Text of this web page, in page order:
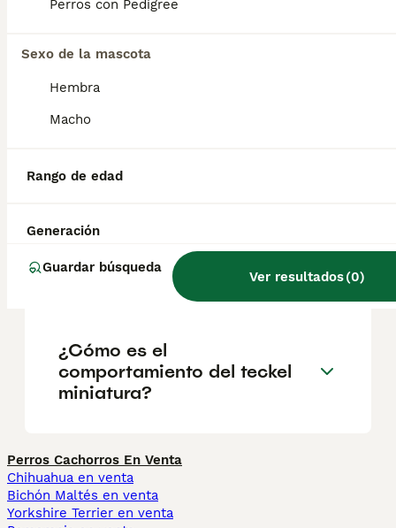
Perros con Pedigree
Sexo de la mascota
Hembra
Macho
Rango de edad
Generación
Guardar búsqueda
Ver resultados(0)
¿Cuántos años dura un
¿Cuál es la raza de teckel
¿Cuánto duerme un teckel
¿Cómo es el
comportamiento del teckel
miniatura?
Perros Cachorros En Venta
Chihuahua en venta
Bichón Maltés en venta
Yorkshire Terrier en venta